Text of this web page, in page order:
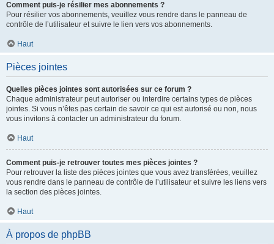
Comment puis-je résilier mes abonnements ?
Pour résilier vos abonnements, veuillez vous rendre dans le panneau de
contrôle de l’utilisateur et suivre le lien vers vos abonnements.
Haut
Pièces jointes
Quelles pièces jointes sont autorisées sur ce forum ?
Chaque administrateur peut autoriser ou interdire certains types de pièces
jointes. Si vous n’êtes pas certain de savoir ce qui est autorisé ou non, nous
vous invitons à contacter un administrateur du forum.
Haut
Comment puis-je retrouver toutes mes pièces jointes ?
Pour retrouver la liste des pièces jointes que vous avez transférées, veuillez
vous rendre dans le panneau de contrôle de l’utilisateur et suivre les liens vers
la section des pièces jointes.
Haut
À propos de phpBB